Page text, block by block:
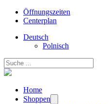
Öffnungszeiten
Centerplan
Deutsch
Polnisch
Suchen
Home
Shoppen